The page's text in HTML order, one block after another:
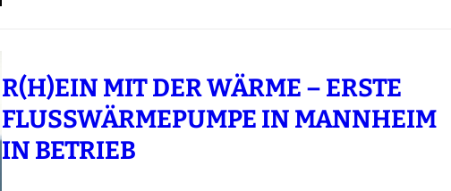
R(H)EIN MIT DER WÄRME – ERSTE
FLUSSWÄRMEPUMPE IN MANNHEIM
IN BETRIEB